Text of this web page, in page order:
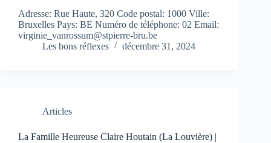
Adresse: Rue Haute, 320 Code postal: 1000 Ville:
Bruxelles Pays: BE Numéro de téléphone: 02 Email:
virginie_vanrossum@stpierre-bru.be
Les bons réflexes
décembre 31, 2024
Articles
La Famille Heureuse Claire Houtain (La Louvière) |